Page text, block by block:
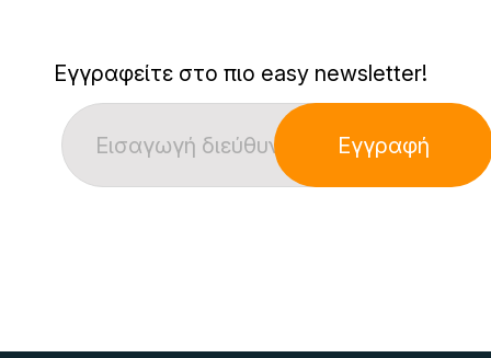
Εγγραφείτε στο πιο easy newsletter!
Εγγραφή